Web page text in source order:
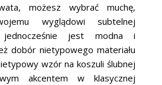
możesz wybrać muchę,
wyglądowi subtelnej
jednocześnie jest modna i
dobór nietypowego materiału
wzór na koszuli ślubnej
akcentem w klasycznej